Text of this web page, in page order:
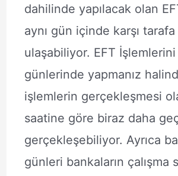
dahilinde yapılacak olan
aynı gün içinde karşı tarafa
ulaşabiliyor. EFT
günlerinde yapmanız
işlemlerin gerçekleşmesi
saatine göre biraz daha
gerçekleşebiliyor. Ayrıca
günleri bankaların çalışma